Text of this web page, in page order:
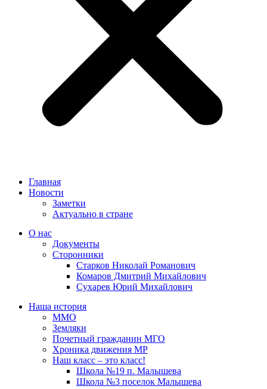
Главная
Новости
Заметки
Актуально в стране
О нас
Документы
Сторонники
Старков Николай Романович
Комаров Дмитрий Михайлович
Сухарев Юрий Михайлович
Наша история
ММО
Земляки
Почетный гражданин МГО
Хроника движения МР
Наш класс – это класс!
Школа №19 п. Малышева
Школа №3 поселок Малышева